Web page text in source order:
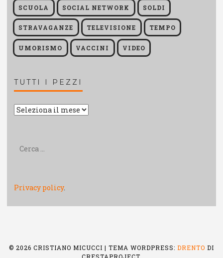
SCUOLA SOCIAL NETWORK SOLDI
STRAVAGANZE TELEVISIONE TEMPO
UMORISMO VACCINI VIDEO
TUTTI I PEZZI
Tutti
Privacy policy.
© 2026 CRISTIANO MICUCCI | TEMA WORDPRESS: DRENTO DI
CRESTAPROJECT.